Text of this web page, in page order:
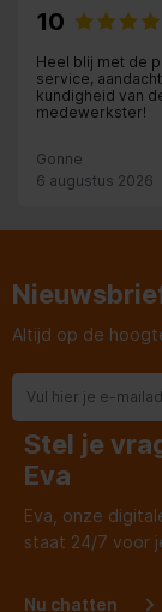
10
Heel blij met de
service,
kundigheid van
medewerkster!
Gonne
6 augustus 2026
Altijd op de
Stel je
Eva
Eva, onze
staat 24/7 voor
Nu chatten